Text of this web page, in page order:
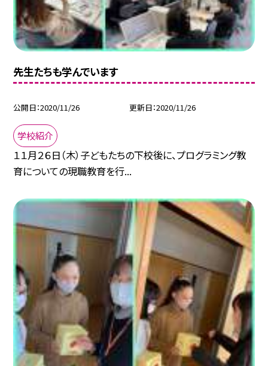
先生たちも学んでいます
公開日 2020/11/26 更新日 2020/11/26
学校紹介
１１月２６日（木）子どもたちの下校後に、プログラミング教
育についての現職教育を行...